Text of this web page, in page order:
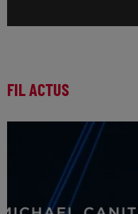
FIL ACTUS